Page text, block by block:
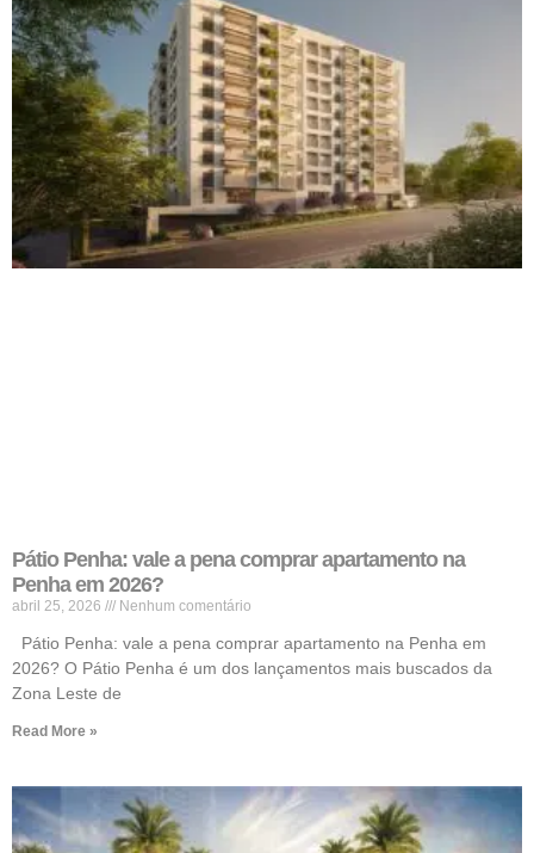
Pátio Penha: vale a pena comprar apartamento na
Penha em 2026?
abril 25, 2026 Nenhum comentário
Pátio Penha: vale a pena comprar apartamento na Penha em
2026? O Pátio Penha é um dos lançamentos mais buscados da
Zona Leste de
Read More »